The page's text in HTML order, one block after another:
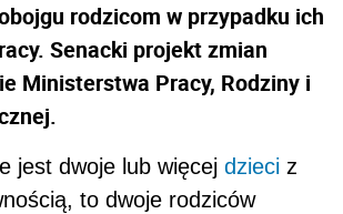
rodzicom w przypadku ich
Senacki projekt zmian
Ministerstwa Pracy, Rodziny i
jest dwoje lub więcej dzieci z
to dwoje rodziców